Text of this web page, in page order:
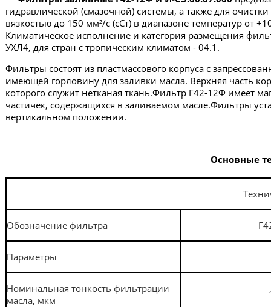
гидравлической (смазочной) системы, а также для
вязкостью до 150 мм²/с (сСт) в диапазоне температур от
Климатическое исполнение и категория размещения
УХЛ4, для стран с тропическим климатом - 04.1.
Фильтры состоят из пластмассового корпуса с
имеющей горловину для заливки масла. Верхняя часть
которого служит нетканая ткань.Фильтр Г42-12Ф имеет
частичек, содержащихся в заливаемом масле.Фильтры
вертикальном положении.
Основные
Обозначение фильтра
Параметры
Номинальная тонкость фильтрации
масла, мкм